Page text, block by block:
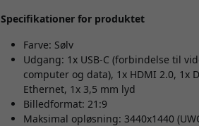
Specifikationer for produktet
Farve: Sølv
Udgang: 1x USB-C (forbindelse til
computer og data), 1x HDMI 2.0, 1x
Ethernet, 1x 3,5 mm lyd
Billedformat: 21:9
Maksimal opløsning: 3440x1440